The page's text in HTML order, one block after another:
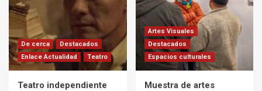
De cerca
Destacados
Enlace Actualidad
Teatro
Teatro independiente
Artes Visuales
Destacados
Espacios culturales
Muestra de artes